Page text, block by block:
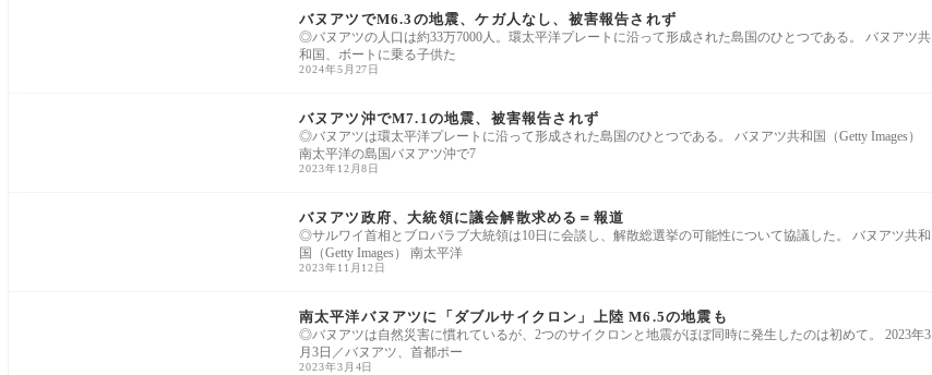
バヌアツでM6.3の地震、ケガ人なし、被害報告されず
◎バヌアツの人口は約33万7000人。環太平洋プレートに沿って形成された島国のひとつである。 バヌアツ共
和国、ボートに乗る子供た
2024年5月27日
バヌアツ沖でM7.1の地震、被害報告されず
◎バヌアツは環太平洋プレートに沿って形成された島国のひとつである。 バヌアツ共和国（Getty Images）
南太平洋の島国バヌアツ沖で7
2023年12月8日
バヌアツ政府、大統領に議会解散求める＝報道
◎サルワイ首相とブロバラブ大統領は10日に会談し、解散総選挙の可能性について協議した。 バヌアツ共和
国（Getty Images） 南太平洋
2023年11月12日
南太平洋バヌアツに「ダブルサイクロン」上陸 M6.5の地震も
◎バヌアツは自然災害に慣れているが、2つのサイクロンと地震がほぼ同時に発生したのは初めて。 2023年3
月3日／バヌアツ、首都ポー
2023年3月4日